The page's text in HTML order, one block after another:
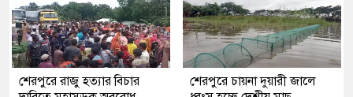
শেরপুরে রাজু হত্যার বিচার
শেরপুরে চায়না দুয়ারী জালে